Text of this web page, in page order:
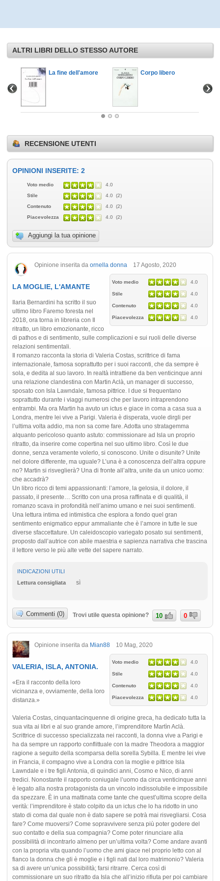
ALTRI LIBRI DELLO STESSO AUTORE
La fine dell'amore Corpo libero
RECENSIONE UTENTI
OPINIONI INSERITE: 2
Voto medio
4.0
Stile
4.0 (2)
Contenuto
4.0 (2)
Piacevolezza
4.0 (2)
Aggiungi la tua opinione
Opinione inserita da ornella donna 17 Agosto, 2020
Voto medio 4.0
Stile 4.0
Contenuto 4.0
Piacevolezza 4.0
LA MOGLIE, L'AMANTE
Ilaria Bernardini ha scritto il suo
ultimo libro Faremo foresta nel
2018, ora torna in libreria con Il
ritratto, un libro emozionante, ricco
di pathos e di sentimento, sulle complicazioni e sui ruoli delle diverse
relazioni sentimentali.
Il romanzo racconta la storia di Valeria Costas, scrittrice di fama
internazionale, famosa soprattutto per i suoi racconti, che da sempre è
sola, e dedita al suo lavoro. In realtà intrattiene da ben venticinque anni
una relazione clandestina con Martin Aclà, un manager di successo,
sposato con Isla Lawndale, famosa pittrice. I due si frequentano
soprattutto durante i viaggi numerosi che per lavoro intraprendono
entrambi. Ma ora Martin ha avuto un ictus e giace in coma a casa sua a
Londra, mentre lei vive a Parigi. Valeria è disperata, vuole dirgli per
l’ultima volta addio, ma non sa come fare. Adotta uno stratagemma
alquanto pericoloso quanto astuto: commissionare ad Isla un proprio
ritratto, da inserire come copertina nel suo ultimo libro. Così le due
donne, senza veramente volerlo, si conoscono. Unite o disunite? Unite
nel dolore differente, ma uguale? L’una è a conoscenza dell’altra oppure
no? Martin si risveglierà? Una di fronte all’altra, unite da un unico uomo:
che accadrà?
Un libro ricco di temi appassionanti: l’amore, la gelosia, il dolore, il
passato, il presente… Scritto con una prosa raffinata e di qualità, il
romanzo scava in profondità nell’animo umano e nei suoi sentimenti.
Una lettura intima ed intimistica che esplora a fondo quel gran
sentimento enigmatico eppur ammaliante che è l’amore in tutte le sue
diverse sfaccettature. Un caleidoscopio variegato posato sui sentimenti,
proposto dall’autrice con abile maestria e sapienza narrativa che trascina
il lettore verso le più alte vette del sapere narrato.
INDICAZIONI UTILI
Lettura consigliata
sì
Commenti (0) Trovi utile questa opinione? 10 0
Opinione inserita da Mian88 10 Mag, 2020
Voto medio 4.0
Stile 4.0
Contenuto 4.0
Piacevolezza 4.0
VALERIA, ISLA, ANTONIA.
«Era il racconto della loro
vicinanza e, ovviamente, della loro
distanza.»
Valeria Costas, cinquantacinquenne di origine greca, ha dedicato tutta la
sua vita ai libri e al suo grande amore, l’imprenditore Martìn Aclà.
Scrittrice di successo specializzata nei racconti, la donna vive a Parigi e
ha da sempre un rapporto conflittuale con la madre Theodora a maggior
ragione a seguito della scomparsa della sorella Sybilla. E mentre lei vive
in Francia, il compagno vive a Londra con la moglie e pittrice Isla
Lawndale e i tre figli Antonia, di quindici anni, Cosmo e Nico, di anni
tredici. Nonostante il rapporto coniugale l’uomo da circa venticinque anni
è legato alla nostra protagonista da un vincolo indissolubile e impossibile
da spezzare. È in una mattinata come tante che quest’ultima scopre della
verità: l’imprenditore è stato colpito da un ictus che lo ha ridotto in uno
stato di coma dal quale non è dato sapere se potrà mai risvegliarsi. Cosa
fare? Come muoversi? Come sopravvivere senza più poter godere del
suo contatto e della sua compagnia? Come poter rinunciare alla
possibilità di incontrarlo almeno per un’ultima volta? Come andare avanti
con la propria vita quando l’uomo che ami giace nel proprio letto con al
fianco la donna che gli è moglie e i figli nati dal loro matrimonio? Valeria
sa di avere un’unica possibilità; farsi ritrarre. Cerca così di
commissionare un suo ritratto da Isla che all’inizio rifiuta per poi cambiare